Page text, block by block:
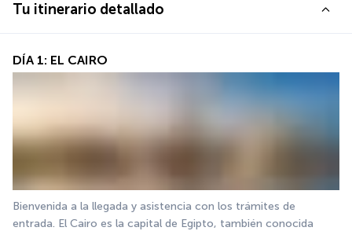
Tu itinerario detallado
DÍA 1: EL CAIRO
Bienvenida a la llegada y asistencia con los trámites de
entrada. El Cairo es la capital de Egipto, también conocida